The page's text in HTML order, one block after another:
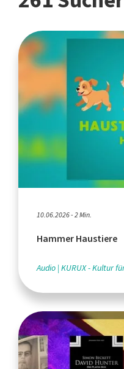
10.06.2026 - 2 Min.
Hammer Haustiere
Audio KURUX - Kultur